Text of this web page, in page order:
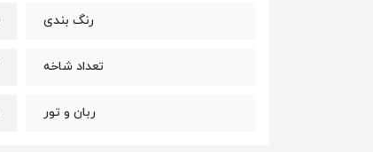
رنگ بندی
تعداد شاخه
ربان و تور